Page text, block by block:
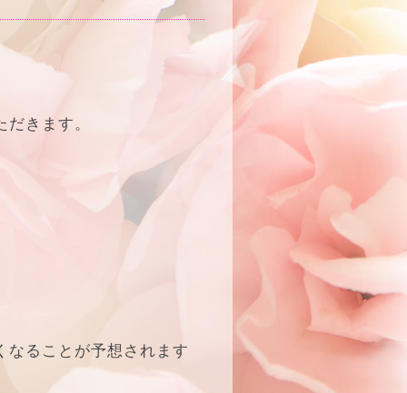
きます。
なることが予想されます